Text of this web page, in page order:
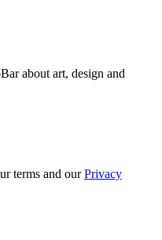
about art, design and
terms and ourPrivacy